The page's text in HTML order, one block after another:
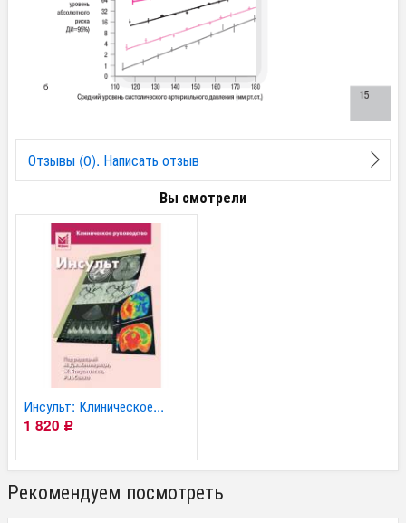
Отзывы (0). Написать отзыв
Вы смотрели
Инсульт: Клиническое...
1 820 Р
Рекомендуем посмотреть